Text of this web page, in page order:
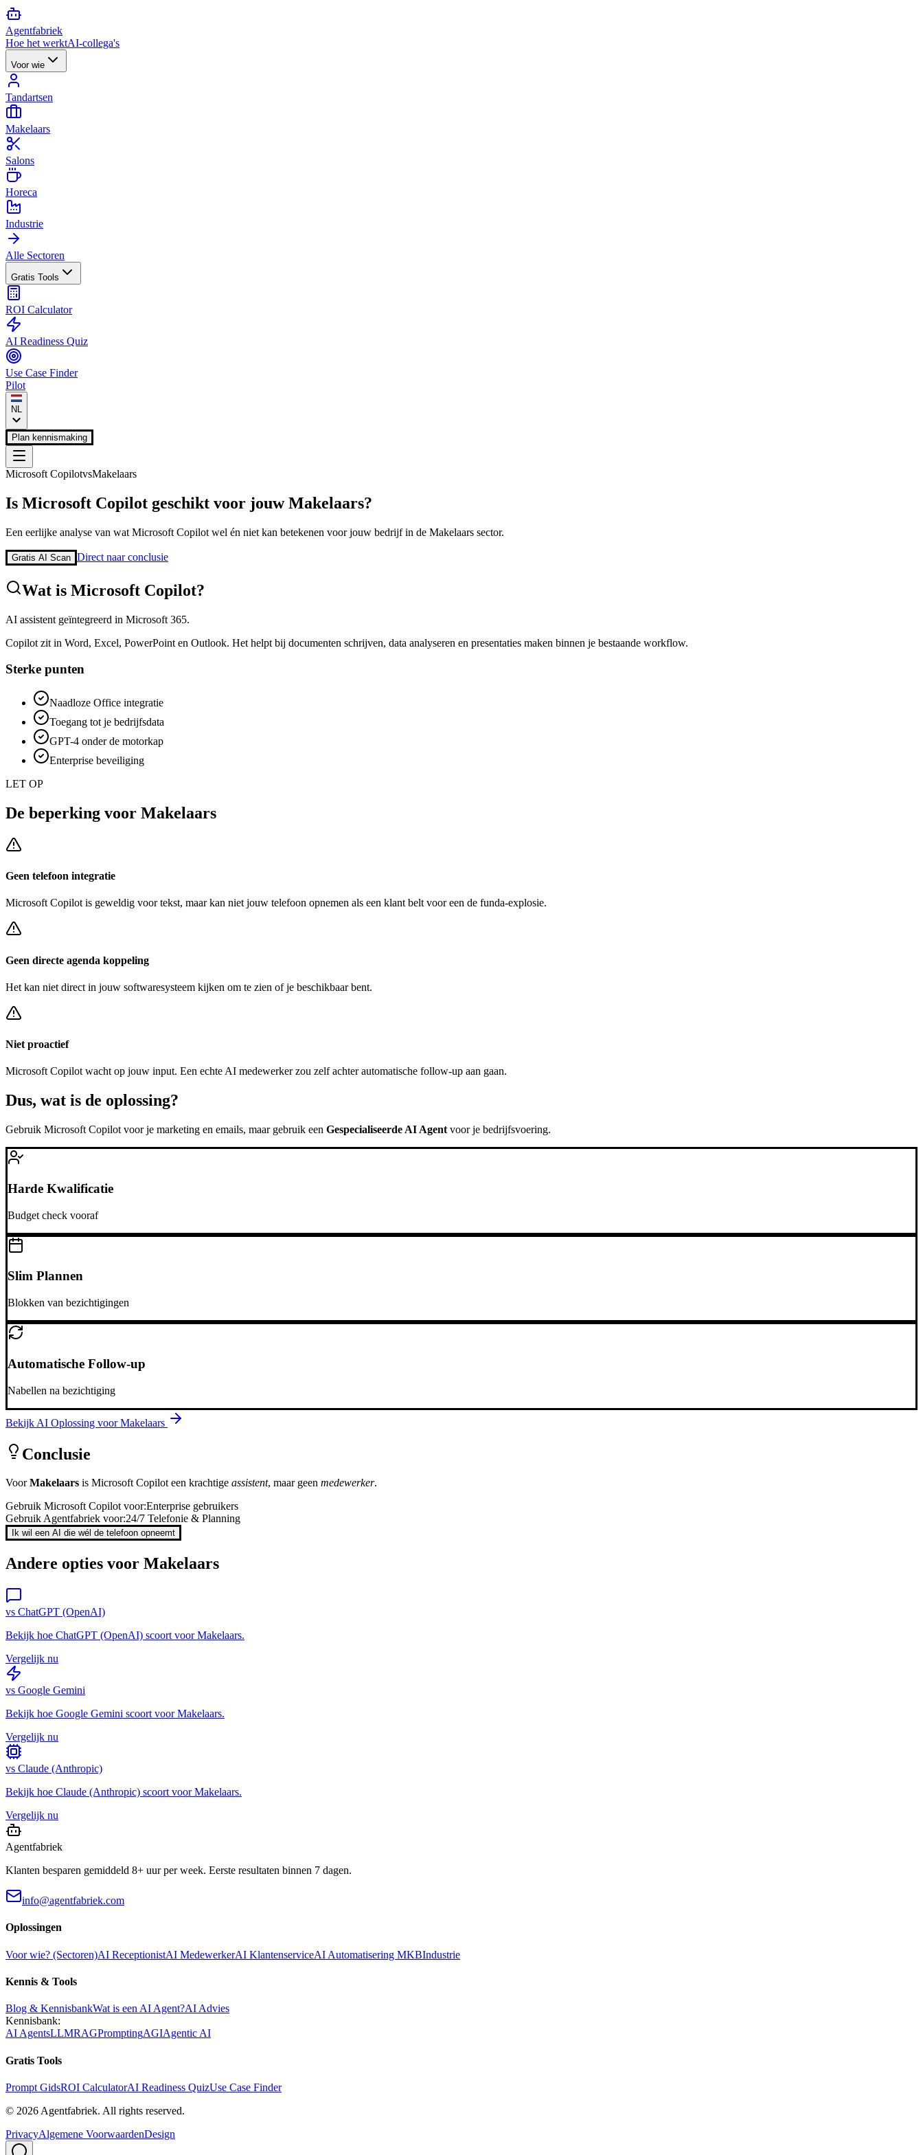
Agentfabriek
Hoe het werktAI-collega's
Voor wie
Tandartsen
Makelaars
Salons
Horeca
Industrie
Alle Sectoren
Gratis Tools
ROI Calculator
AI Readiness Quiz
Use Case Finder
Pilot
NL
Plan kennismaking
Microsoft CopilotvsMakelaars
Is Microsoft Copilot geschikt voor jouwMakelaars?
Een eerlijke analyse van wat Microsoft Copilot wel én niet kan betekenen voor jouw bedrijf in de Makelaars sector.
Gratis AI Scan Direct naar conclusie
Wat is Microsoft Copilot?
AI assistent geïntegreerd in Microsoft 365.
Copilot zit in Word, Excel, PowerPoint en Outlook. Het helpt bij documenten schrijven, data analyseren en presentaties maken binnen je bestaande workflow.
Sterke punten
Naadloze Office integratie
Toegang tot je bedrijfsdata
GPT-4 onder de motorkap
Enterprise beveiliging
LET OP
De beperking voor Makelaars
Geen telefoon integratie
Microsoft Copilotis geweldig voor tekst, maar kan niet jouw telefoon opnemen als een klant belt voor een de funda-explosie.
Geen directe agenda koppeling
Het kan niet direct in jouw softwaresysteem kijken om te zien of je beschikbaar bent.
Niet proactief
Microsoft Copilotwacht op jouw input. Een echte AI medewerker zou zelf achterautomatische follow-up aan gaan.
Dus, wat is de oplossing?
Gebruik Microsoft Copilot voor je marketing en emails, maar gebruik een Gespecialiseerde AI Agent voor je bedrijfsvoering.
Harde Kwalificatie
Budget check vooraf
Slim Plannen
Blokken van bezichtigingen
Automatische Follow-up
Nabellen na bezichtiging
Bekijk AI Oplossing voorMakelaars
Conclusie
VoorMakelaars is Microsoft Copiloteen krachtige assistent, maar geen medewerker.
Gebruik Microsoft Copilotvoor:Enterprise gebruikers
Gebruik Agentfabriek voor:24/7 Telefonie & Planning
Ik wil een AI die wél de telefoon opneemt
Andere opties voor Makelaars
vs ChatGPT (OpenAI)
Bekijk hoe ChatGPT (OpenAI) scoort voorMakelaars.
Vergelijk nu
vs Google Gemini
Bekijk hoe Google Gemini scoort voorMakelaars.
Vergelijk nu
vs Claude (Anthropic)
Bekijk hoe Claude (Anthropic) scoort voorMakelaars.
Vergelijk nu
Agentfabriek
Klanten besparen gemiddeld 8+ uur per week. Eerste resultaten binnen 7 dagen.
info@agentfabriek.com
Oplossingen
Voor wie? (Sectoren)AI ReceptionistAI MedewerkerAI KlantenserviceAI Automatisering MKBIndustrie
Kennis & Tools
Blog & KennisbankWat is een AI Agent?AI Advies
Kennisbank:
AI AgentsLLMRAGPromptingAGIAgentic AI
Gratis Tools
Prompt GidsROI CalculatorAI Readiness QuizUse Case Finder
© 2026 Agentfabriek. All rights reserved.
PrivacyAlgemene VoorwaardenDesign